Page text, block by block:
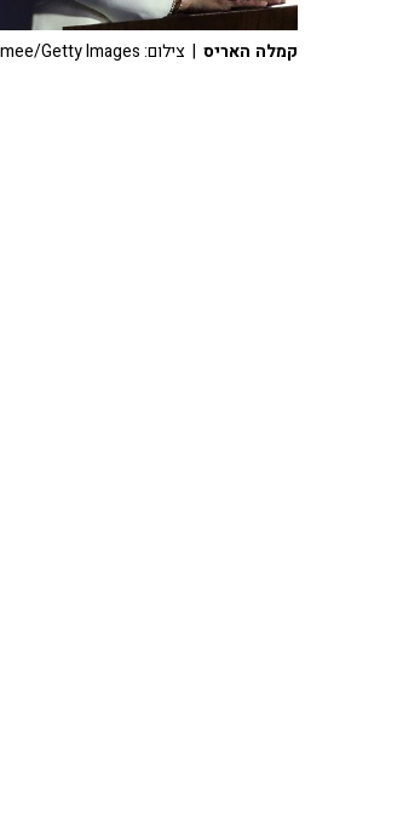
קמלה האריס | צילום: Win McNamee/Getty Images